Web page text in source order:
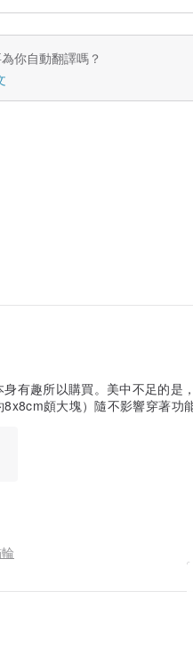
你自動翻譯嗎？
有趣所以購買。美中不足的是
8x8cm頗大塊）隨不影響穿著功